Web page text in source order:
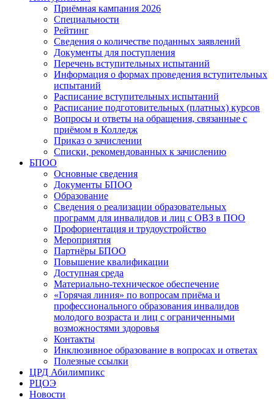
Приёмная кампания 2026
Специальности
Рейтинг
Сведения о количестве поданных заявлений
Документы для поступления
Перечень вступительных испытаний
Информация о формах проведения вступительных
испытаний
Расписание вступительных испытаний
Расписание подготовительных (платных) курсов
Вопросы и ответы на обращения, связанные с
приёмом в Колледж
Приказ о зачислении
Списки, рекомендованных к зачислению
БПОО
Основные сведения
Документы БПОО
Образование
Сведения о реализации образовательных
программ для инвалидов и лиц с ОВЗ в ПОО
Профориентация и трудоустройство
Мероприятия
Партнёры БПОО
Повышение квалификации
Доступная среда
Материально-техническое обеспечение
«Горячая линия» по вопросам приёма и
профессионального образования инвалидов
молодого возраста и лиц с ограниченными
возможностями здоровья
Контакты
Инклюзивное образование в вопросах и ответах
Полезные ссылки
ЦРД Абилимпикс
РЦОЭ
Новости